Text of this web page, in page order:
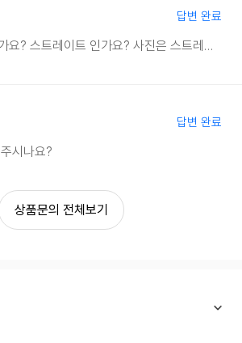
답변 완료
이 상품 테이퍼드인가요? 스트레이트 인가요? 사진은 스트레이트 인것 같습니다.
답변 완료
시나요?
상품문의 전체보기